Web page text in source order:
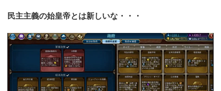
民主主義の始皇帝とは新しいな・・・